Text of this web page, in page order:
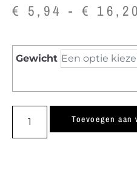
€ 5,94 - € 16,20
Gewicht
Toevoegen aan